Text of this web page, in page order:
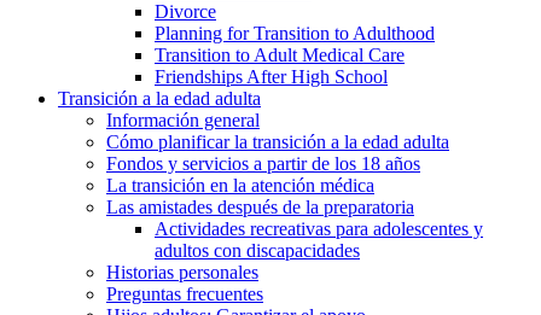
Divorce
Planning for Transition to Adulthood
Transition to Adult Medical Care
Friendships After High School
Transición a la edad adulta
Información general
Cómo planificar la transición a la edad adulta
Fondos y servicios a partir de los 18 años
La transición en la atención médica
Las amistades después de la preparatoria
Actividades recreativas para adolescentes y
adultos con discapacidades
Historias personales
Preguntas frecuentes